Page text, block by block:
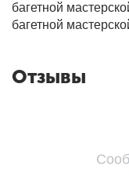
багетной
багетной
Отзывы